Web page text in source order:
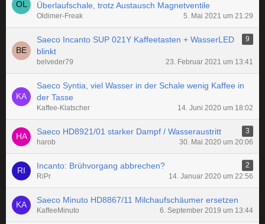
Überlaufschale, trotz Austausch Magnetventile
Oldimer-Freak 5. Mai 2021 um 21:29
Saeco Incanto SUP 021Y Kaffeetasten + WasserLED
blinkt
9
belveder79 23. Februar 2021 um 13:41
Saeco Syntia, viel Wasser in der Schale wenig Kaffee in
der Tasse
Kaffee-Klatscher 14. Juni 2020 um 18:02
Saeco HD8921/01 starker Dampf / Wasseraustritt
3
harob
30. Mai 2020 um 20:06
Incanto: Brühvorgang abbrechen?
2
RiPr
14. Januar 2020 um 22:56
Saeco Minuto HD8867/11 Milchaufschäumer ersetzen
KaffeeMinuto 6. September 2019 um 13:44